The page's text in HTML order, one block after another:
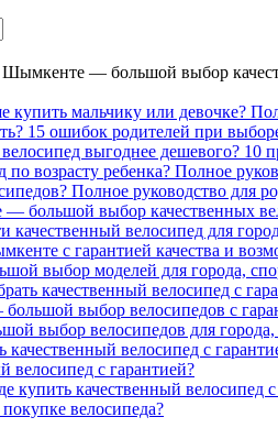
— большой выбор
купить мальчику или девочке?
15 ошибок родителей при
выгоднее дешевого?
возрасту ребенка? Полное
Полное руководство для
большой выбор качественных
велосипед для
с гарантией качества и
выбор моделей для города,
качественный велосипед с
выбор велосипедов с
выбор велосипедов для города,
велосипед с
велосипед с гарантией?
качественный велосипед с
велосипеда?